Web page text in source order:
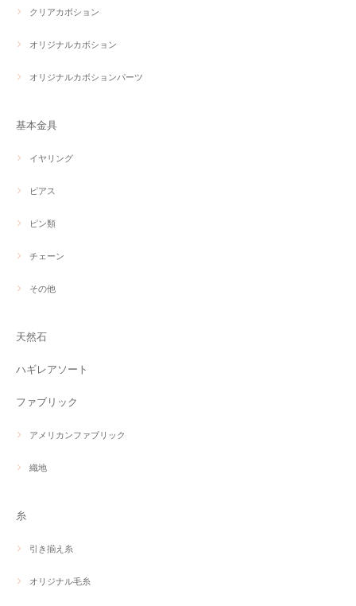
クリアカボション
オリジナルカボション
オリジナルカボションパーツ
基本金具
イヤリング
ピアス
ピン類
チェーン
その他
天然石
ハギレアソート
ファブリック
アメリカンファブリック
織地
糸
引き揃え糸
オリジナル毛糸